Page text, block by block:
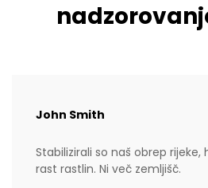
John Smith
Stabilizirali so naš obrep
rast rastlin. Ni več zemljišč.